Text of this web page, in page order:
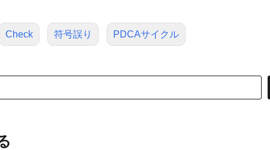
Check 符号誤り PDCAサイクル